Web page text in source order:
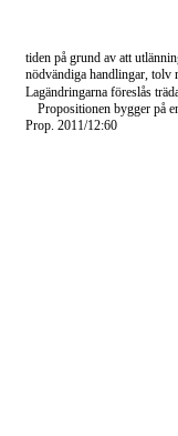
tiden på grund av att
nödvändiga handlingar, tolv
Lagändringarna föreslås
Propositionen bygger på
Prop. 2011/12:60